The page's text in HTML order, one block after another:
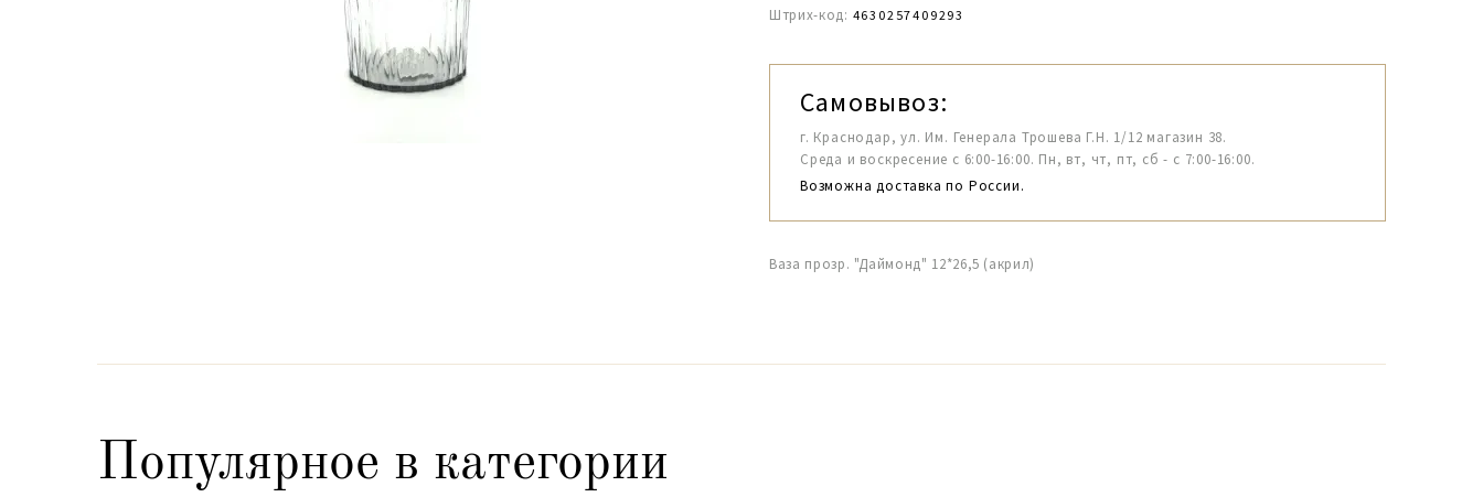
Штрих-код: 4630257409293
Самовывоз:
г. Краснодар, ул. Им. Генерала Трошева Г.Н. 1/12 магазин 38.
Среда и воскресение с 6:00-16:00. Пн, вт, чт, пт, сб - с 7:00-16:00.
Возможна доставка по России.
Ваза прозр. "Даймонд" 12*26,5 (акрил)
Популярное в категории